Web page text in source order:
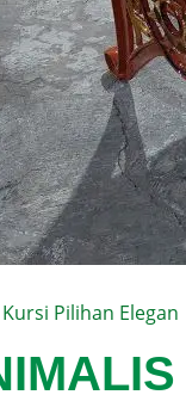
Pilihan Elegan